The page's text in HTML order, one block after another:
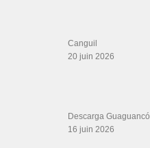
Canguil
20 juin 2026
Descarga Guaguancó
16 juin 2026